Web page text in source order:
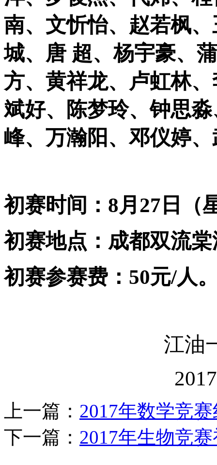
南、文忻怡、赵若枫
城、唐 超、杨宇豪、
方、黄祥龙、卢虹林
斌好、陈梦玲、钟思
峰、万瀚阳、邓仪婷
初赛时间： 8月 27 日（
初赛地点：成都双流
初赛参赛费： 50元/人
江油
2017-5-
上一篇： 2017年数学竞
下一篇： 2017年生物竞